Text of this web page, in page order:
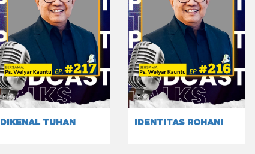
DIKENAL TUHAN IDENTITAS ROHANI